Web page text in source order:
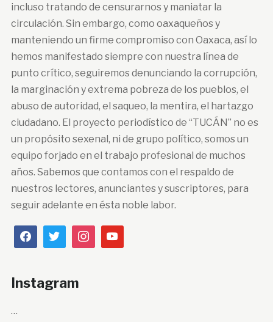
incluso tratando de censurarnos y maniatar la
circulación. Sin embargo, como oaxaqueños y
manteniendo un firme compromiso con Oaxaca, así lo
hemos manifestado siempre con nuestra línea de
punto crítico, seguiremos denunciando la corrupción,
la marginación y extrema pobreza de los pueblos, el
abuso de autoridad, el saqueo, la mentira, el hartazgo
ciudadano. El proyecto periodístico de “TUCÁN” no es
un propósito sexenal, ni de grupo político, somos un
equipo forjado en el trabajo profesional de muchos
años. Sabemos que contamos con el respaldo de
nuestros lectores, anunciantes y suscriptores, para
seguir adelante en ésta noble labor.
Instagram
…